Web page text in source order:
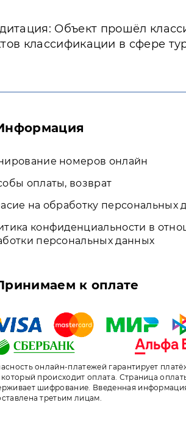
Объект прошёл
классификации в сфере
номеров онлайн
оплаты, возврат
на обработку персональных
конфиденциальности в
персональных данных
к оплате
онлайн-платежей гарантирует
который происходит оплата. Страница
шифрование. Введенная
третьим лицам.